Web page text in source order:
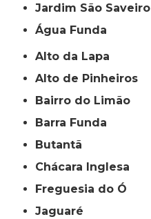
jardim São Saveiro
Água Funda
Alto da Lapa
Alto de Pinheiros
Bairro do Limão
Barra Funda
Butantã
Chácara Inglesa
Freguesia do Ó
Jaguaré